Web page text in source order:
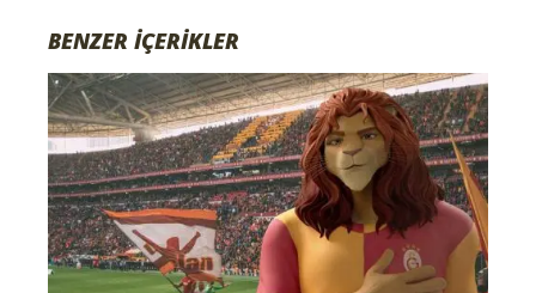
BENZER İÇERİKLER